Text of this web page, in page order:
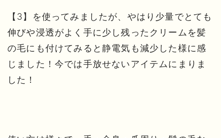
【3】を使ってみましたが、やはり少量でとても
伸びや浸透がよく手に少し残ったクリームを髪
の毛にも付けてみると静電気も減少した様に感
じました！今では手放せないアイテムにまりま
した！